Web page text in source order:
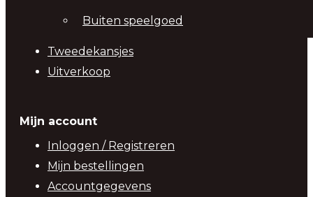
Buiten speelgoed
Tweedekansjes
Uitverkoop
Mijn account
Inloggen / Registreren
Mijn bestellingen
Accountgegevens